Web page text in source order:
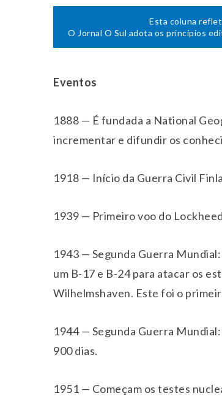
Esta coluna
O Jornal O Sul adota os princípios
Eventos
1888 — É fundada a National
incrementar e difundir os
1918 — Início da Guerra Civil
1939 — Primeiro voo do
1943 — Segunda Guerra
um B-17 e B-24 para atacar os
Wilhelmshaven. Este foi o
1944 — Segunda Guerra
900 dias.
1951 — Começam os testes